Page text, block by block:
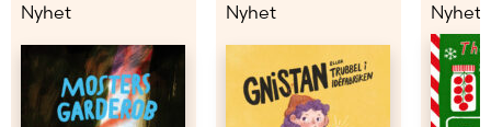
Nyhet Nyhet Nyhet